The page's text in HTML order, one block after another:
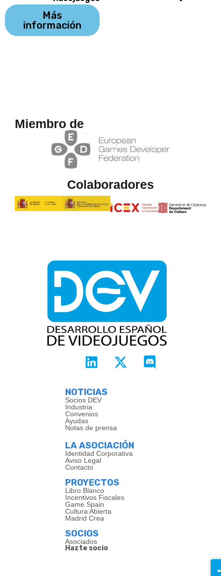
Más
información
Miembro de
Colaboradores
NOTICIAS
Socios DEV
Industria
Convenios
Ayudas
Notas de prensa
LA ASOCIACIÓN
Identidad Corporativa
Aviso Legal
Contacto
PROYECTOS
Libro Blanco
Incentivos Fiscales
Game Spain
Cultura Abierta
Madrid Crea
SOCIOS
Asociados
Hazte socio